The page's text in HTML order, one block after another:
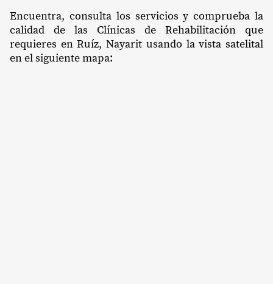
Encuentra, consulta los servicios y comprueba la
calidad de las Clínicas de Rehabilitación que
requieres en Ruíz, Nayarit usando la vista satelital
en el siguiente mapa: